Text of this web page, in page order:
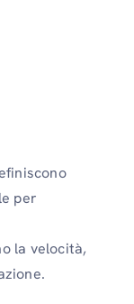
per
la velocità,